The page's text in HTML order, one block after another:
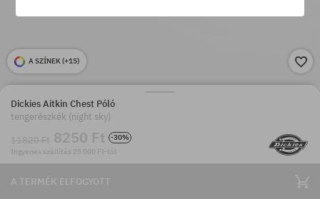
A SZÍNEK (+15)
Dickies Aitkin Chest Póló
tengerészkék (night sky)
11820 Ft 8250 Ft
-30%
Ingyenes szállítás 25 000 Ft-tól
A TERMÉK ELFOGYOTT